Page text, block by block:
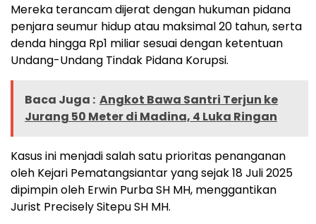
Mereka terancam dijerat dengan hukuman pidana
penjara seumur hidup atau maksimal 20 tahun, serta
denda hingga Rp1 miliar sesuai dengan ketentuan
Undang-Undang Tindak Pidana Korupsi.
Baca Juga : Angkot Bawa Santri Terjun ke
Jurang 50 Meter di Madina, 4 Luka Ringan
Kasus ini menjadi salah satu prioritas penanganan
oleh Kejari Pematangsiantar yang sejak 18 Juli 2025
dipimpin oleh Erwin Purba SH MH, menggantikan
Jurist Precisely Sitepu SH MH.